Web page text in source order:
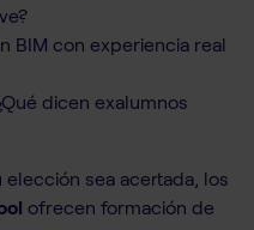
BIM con experiencia real
dicen exalumnos
sea acertada, los
ofrecen formación de